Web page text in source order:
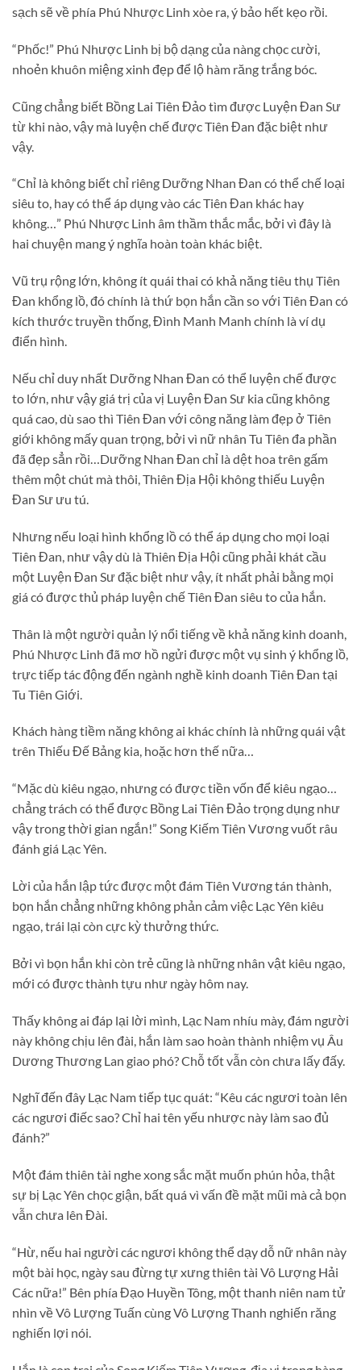
sạch sẽ về phía Phú Nhược Linh xòe ra, ý bảo hết kẹo rồi.
“Phốc!” Phú Nhược Linh bị bộ dạng của nàng chọc cười,
nhoẻn khuôn miệng xinh đẹp để lộ hàm răng trắng bóc.
Cũng chẳng biết Bồng Lai Tiên Đảo tìm được Luyện Đan Sư
từ khi nào, vậy mà luyện chế được Tiên Đan đặc biệt như
vậy.
“Chỉ là không biết chỉ riêng Dưỡng Nhan Đan có thể chế loại
siêu to, hay có thể áp dụng vào các Tiên Đan khác hay
không…” Phú Nhược Linh âm thầm thắc mắc, bởi vì đây là
hai chuyện mang ý nghĩa hoàn toàn khác biệt.
Vũ trụ rộng lớn, không ít quái thai có khả năng tiêu thụ Tiên
Đan khổng lồ, đó chính là thứ bọn hắn cần so với Tiên Đan có
kích thước truyền thống, Đình Manh Manh chính là ví dụ
điển hình.
Nếu chỉ duy nhất Dưỡng Nhan Đan có thể luyện chế được
to lớn, như vậy giá trị của vị Luyện Đan Sư kia cũng không
quá cao, dù sao thì Tiên Đan với công năng làm đẹp ở Tiên
giới không mấy quan trọng, bởi vì nữ nhân Tu Tiên đa phần
đã đẹp sẳn rồi…Dưỡng Nhan Đan chỉ là dệt hoa trên gấm
thêm một chút mà thôi, Thiên Địa Hội không thiếu Luyện
Đan Sư ưu tú.
Nhưng nếu loại hình khổng lồ có thể áp dụng cho mọi loại
Tiên Đan, như vậy dù là Thiên Địa Hội cũng phải khát cầu
một Luyện Đan Sư đặc biệt như vậy, ít nhất phải bằng mọi
giá có được thủ pháp luyện chế Tiên Đan siêu to của hắn.
Thân là một người quản lý nổi tiếng về khả năng kinh doanh,
Phú Nhược Linh đã mơ hồ ngửi được một vụ sinh ý khổng lồ,
trực tiếp tác động đến ngành nghề kinh doanh Tiên Đan tại
Tu Tiên Giới.
Khách hàng tiềm năng không ai khác chính là những quái vật
trên Thiếu Đế Bảng kia, hoặc hơn thế nữa…
“Mặc dù kiêu ngạo, nhưng có được tiền vốn để kiêu ngạo…
chẳng trách có thể được Bồng Lai Tiên Đảo trọng dụng như
vậy trong thời gian ngắn!” Song Kiếm Tiên Vương vuốt râu
đánh giá Lạc Yên.
Lời của hắn lập tức được một đám Tiên Vương tán thành,
bọn hắn chẳng những không phản cảm việc Lạc Yên kiêu
ngạo, trái lại còn cực kỳ thưởng thức.
Bởi vì bọn hắn khi còn trẻ cũng là những nhân vật kiêu ngạo,
mới có được thành tựu như ngày hôm nay.
Thấy không ai đáp lại lời mình, Lạc Nam nhíu mày, đám người
này không chịu lên đài, hắn làm sao hoàn thành nhiệm vụ Âu
Dương Thương Lan giao phó? Chỗ tốt vẫn còn chưa lấy đấy.
Nghĩ đến đây Lạc Nam tiếp tục quát: “Kêu các ngươi toàn lên
các ngươi điếc sao? Chỉ hai tên yếu nhược này làm sao đủ
đánh?”
Một đám thiên tài nghe xong sắc mặt muốn phún hỏa, thật
sự bị Lạc Yên chọc giận, bất quá vì vấn đề mặt mũi mà cả bọn
vẫn chưa lên Đài.
“Hừ, nếu hai người các ngươi không thể dạy dỗ nữ nhân này
một bài học, ngày sau đừng tự xưng thiên tài Vô Lượng Hải
Các nữa!” Bên phía Đạo Huyền Tông, một thanh niên nam tử
nhìn về Vô Lượng Tuấn cùng Vô Lượng Thanh nghiến răng
nghiến lợi nói.